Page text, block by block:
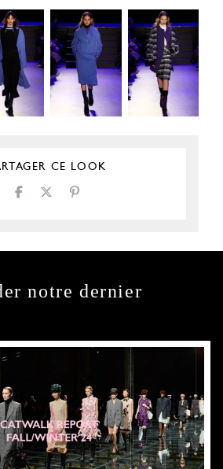
CE LOOK
notre dernier